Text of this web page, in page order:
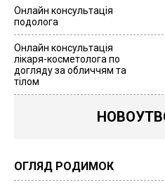
Онлайн консультація
подолога
Онлайн консультація
лікаря-косметолога по
догляду за обличчям та
тілом
ОГЛЯД РОДИМОК